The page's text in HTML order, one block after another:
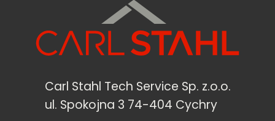
Carl Stahl Tech Service Sp. z.o.o.
ul. Spokojna 3 74-404 Cychry